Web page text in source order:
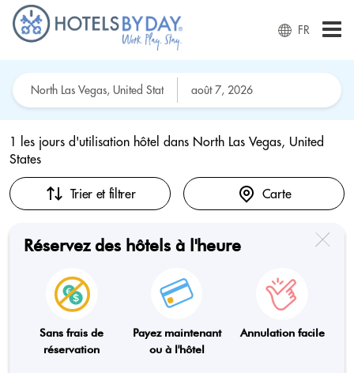
FR
1 les jours d'utilisation hôtel dans North Las Vegas, United
States
Trier et filtrer Carte
Réservez des hôtels à l'heure
Sans frais de
réservation
Payez maintenant
ou à l'hôtel
Annulation facile